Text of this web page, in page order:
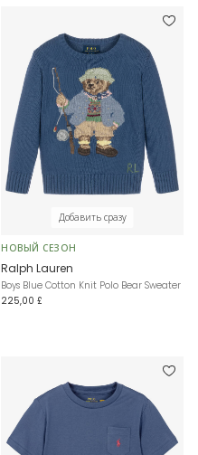
Добавить сразу
НОВЫЙ СЕЗОН
Ralph Lauren
Boys Blue Cotton Knit Polo Bear Sweater
225,00 £